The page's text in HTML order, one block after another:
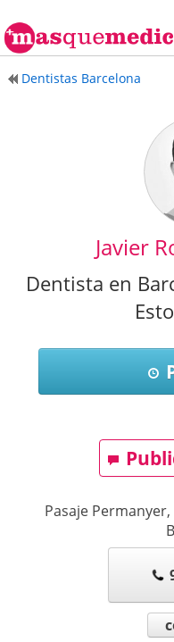
Dentistas Barcelona
Javier
Dentista en
Pasaje Permanyer,